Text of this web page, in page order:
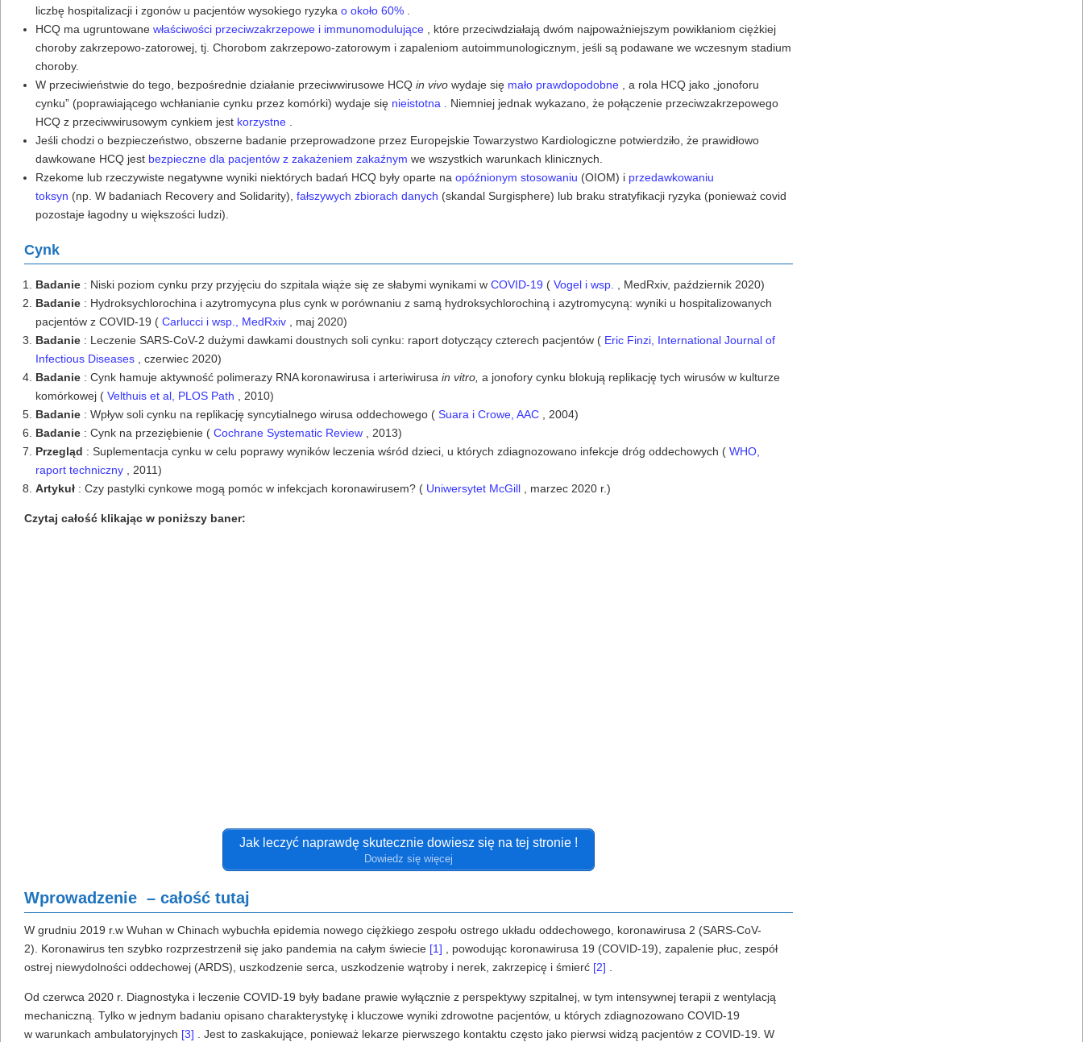
liczbę hospitalizacji i zgonów u pacjentów wysokiego ryzyka o około 60% .
HCQ ma ugruntowane właściwości przeciwzakrzepowe i immunomodulujące , które przeciwdziałają dwóm najpoważniejszym powikłaniom ciężkiej
choroby zakrzepowo-zatorowej, tj. Chorobom zakrzepowo-zatorowym i zapaleniom autoimmunologicznym, jeśli są podawane we wczesnym stadium
choroby.
W przeciwieństwie do tego, bezpośrednie działanie przeciwwirusowe HCQ in vivo wydaje się mało prawdopodobne , a rola HCQ jako „jonoforu
cynku” (poprawiającego wchłanianie cynku przez komórki) wydaje się nieistotna . Niemniej jednak wykazano, że połączenie przeciwzakrzepowego
HCQ z przeciwwirusowym cynkiem jest korzystne .
Jeśli chodzi o bezpieczeństwo, obszerne badanie przeprowadzone przez Europejskie Towarzystwo Kardiologiczne potwierdziło, że prawidłowo
dawkowane HCQ jest bezpieczne dla pacjentów z zakażeniem zakaźnym we wszystkich warunkach klinicznych.
Rzekome lub rzeczywiste negatywne wyniki niektórych badań HCQ były oparte na opóźnionym stosowaniu (OIOM) i przedawkowaniu
toksyn (np. W badaniach Recovery and Solidarity), fałszywych zbiorach danych (skandal Surgisphere) lub braku stratyfikacji ryzyka (ponieważ covid
pozostaje łagodny u większości ludzi).
Cynk
Badanie : Niski poziom cynku przy przyjęciu do szpitala wiąże się ze słabymi wynikami w COVID-19 ( Vogel i wsp. , MedRxiv, październik 2020)
Badanie : Hydroksychlorochina i azytromycyna plus cynk w porównaniu z samą hydroksychlorochiną i azytromycyną: wyniki u hospitalizowanych
pacjentów z COVID-19 ( Carlucci i wsp., MedRxiv , maj 2020)
Badanie : Leczenie SARS-CoV-2 dużymi dawkami doustnych soli cynku: raport dotyczący czterech pacjentów ( Eric Finzi, International Journal of
Infectious Diseases , czerwiec 2020)
Badanie : Cynk hamuje aktywność polimerazy RNA koronawirusa i arteriwirusa in vitro, a jonofory cynku blokują replikację tych wirusów w kulturze
komórkowej ( Velthuis et al, PLOS Path , 2010)
Badanie : Wpływ soli cynku na replikację syncytialnego wirusa oddechowego ( Suara i Crowe, AAC , 2004)
Badanie : Cynk na przeziębienie ( Cochrane Systematic Review , 2013)
Przegląd : Suplementacja cynku w celu poprawy wyników leczenia wśród dzieci, u których zdiagnozowano infekcje dróg oddechowych ( WHO,
raport techniczny , 2011)
Artykuł : Czy pastylki cynkowe mogą pomóc w infekcjach koronawirusem? ( Uniwersytet McGill , marzec 2020 r.)
Czytaj całość klikając w poniższy baner:
Jak leczyć naprawdę skutecznie dowiesz się na tej stronie !
Dowiedz się więcej
Wprowadzenie – całość tutaj
W grudniu 2019 r.w Wuhan w Chinach wybuchła epidemia nowego ciężkiego zespołu ostrego układu oddechowego, koronawirusa 2 (SARS-CoV-
2). Koronawirus ten szybko rozprzestrzenił się jako pandemia na całym świecie [1] , powodując koronawirusa 19 (COVID-19), zapalenie płuc, zespół
ostrej niewydolności oddechowej (ARDS), uszkodzenie serca, uszkodzenie wątroby i nerek, zakrzepicę i śmierć [2]
Od czerwca 2020 r. Diagnostyka i leczenie COVID-19 były badane prawie wyłącznie z perspektywy szpitalnej, w tym intensywnej terapii z wentylacją
mechaniczną. Tylko w jednym badaniu opisano charakterystykę i kluczowe wyniki zdrowotne pacjentów, u których zdiagnozowano COVID-19
w warunkach ambulatoryjnych [3] . Jest to zaskakujące, ponieważ lekarze pierwszego kontaktu często jako pierwsi widzą pacjentów z COVID-19. W